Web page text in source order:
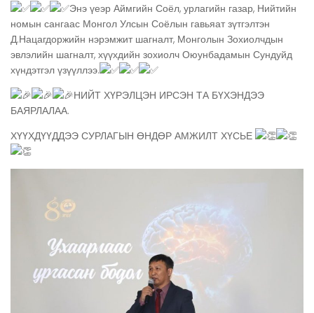
Энэ үеэр Аймгийн Соёл, урлагийн газар, Нийтийн
номын сангаас Монгол Улсын Соёлын гавьяат зүтгэлтэн
Д.Нацагдоржийн нэрэмжит шагналт, Монголын Зохиолчдын
эвлэлийн шагналт, хүүхдийн зохиолч Оюунбадамын Сундуйд
хүндэтгэл үзүүллээ.
НИЙТ ХҮРЭЛЦЭН ИРСЭН ТА БҮХЭНДЭЭ
БАЯРЛАЛАА.
ХҮҮХДҮҮДДЭЭ СУРЛАГЫН ӨНДӨР АМЖИЛТ ХҮСЬЕ